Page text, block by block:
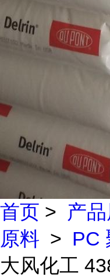
首页 > 产
原料 > PC
大风化工